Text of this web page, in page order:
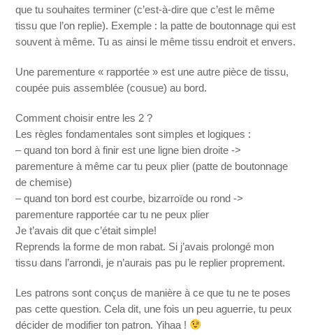
que tu souhaites terminer (c’est-à-dire que c’est le même
tissu que l’on replie). Exemple : la patte de boutonnage qui est
souvent à même. Tu as ainsi le même tissu endroit et envers.
Une parementure « rapportée » est une autre pièce de tissu,
coupée puis assemblée (cousue) au bord.
Comment choisir entre les 2 ?
Les règles fondamentales sont simples et logiques :
– quand ton bord à finir est une ligne bien droite ->
parementure à même car tu peux plier (patte de boutonnage
de chemise)
– quand ton bord est courbe, bizarroïde ou rond ->
parementure rapportée car tu ne peux plier
Je t’avais dit que c’était simple!
Reprends la forme de mon rabat. Si j’avais prolongé mon
tissu dans l’arrondi, je n’aurais pas pu le replier proprement.
Les patrons sont conçus de manière à ce que tu ne te poses
pas cette question. Cela dit, une fois un peu aguerrie, tu peux
décider de modifier ton patron. Yihaa !